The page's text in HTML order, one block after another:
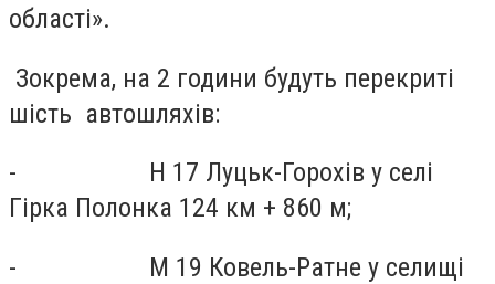
області».
Зокрема, на 2 години будуть перекриті
шість автошляхів:
- Н 17 Луцьк-Горохів у селі
Гірка Полонка 124 км + 860 м;
- М 19 Ковель-Ратне у селищі